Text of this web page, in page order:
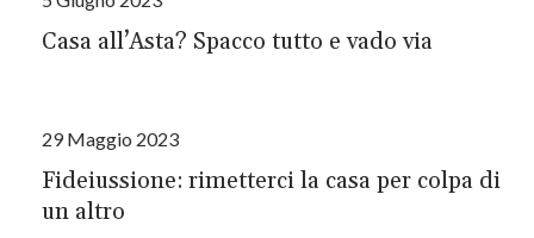
Casa all’Asta? Spacco tutto e vado via
29 Maggio 2023
Fideiussione: rimetterci la casa per colpa di
un altro